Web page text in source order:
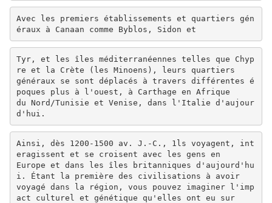
Avec les premiers établissements et quartiers gén
éraux à Canaan comme Byblos, Sidon et
Tyr, et les îles méditerranéennes telles que Chyp
re et la Crète (les Minoens), leurs quartiers
généraux se sont déplacés à travers différentes é
poques plus à l'ouest, à Carthage en Afrique
du Nord/Tunisie et Venise, dans l'Italie d'aujour
d'hui.
Ainsi, dès 1200-1500 av. J.-C., 1ls voyagent, int
eragissent et se croisent avec les gens en
Europe et dans les îles britanniques d'aujourd'hu
i. Étant la première des civilisations à avoir
voyagé dans la région, vous pouvez imaginer l'imp
act culturel et génétique qu'elles ont eu sur